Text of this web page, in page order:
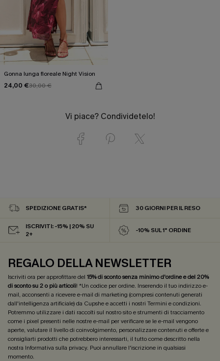
Gonna lunga floreale Night Vision
24,00 €30,00 €
Vi piace? Condividetelo!
SPEDIZIONE GRATIS* 30 GIORNI PER IL RESO
ISCRIVITI: -15% | 20% SU
2+
-10% SUL 1° ORDINE
REGALO DELLA NEWSLETTER
Iscriviti ora per approfittare del 15% di sconto senza minimo d'ordine e del 20%
di sconto su 2 o più articoli! *Un codice per ordine. Inserendo il tuo indirizzo e-
mail, acconsenti a ricevere e-mail di marketing (compresi contenuti generati
dall'intelligenza artificiale) da Cupshe e accetti i nostri Termini e condizioni.
Potremmo utilizzare i dati raccolti sul nostro sito e strumenti di tracciamento
come i pixel presenti nelle nostre e-mail per verificare se le e-mail vengono
aperte, valutare il livello di coinvolgimento, personalizzare contenuti e offerte e
consigliarti prodotti che potrebbero interessarti, il tutto come descritto nella
nostra Informativa sulla privacy. Puoi annullare l'iscrizione in qualsiasi
momento.